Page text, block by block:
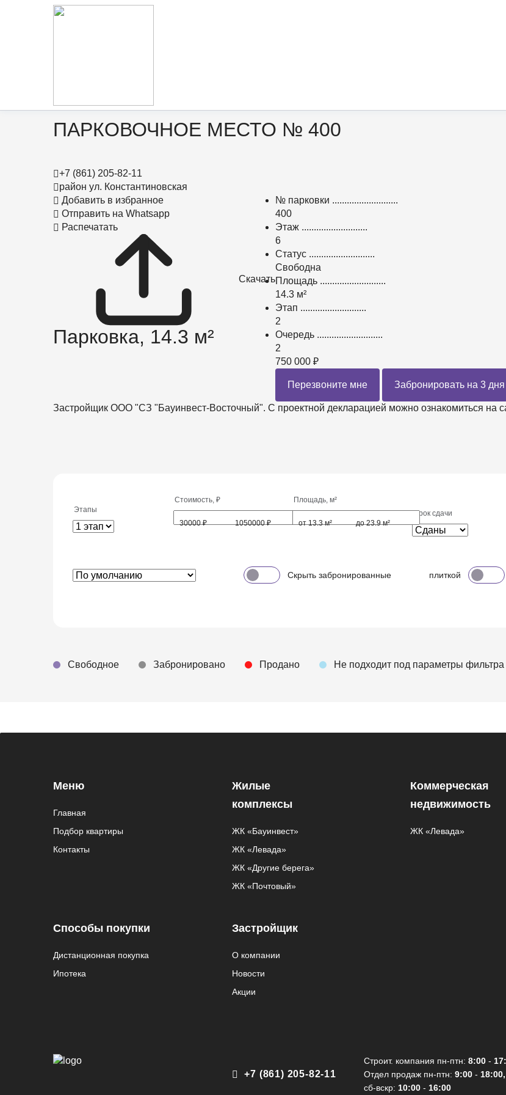
ПАРКОВОЧНОЕ МЕСТО № 400
+7 (861) 205-82-11
район ул. Константиновская
Добавить в избранное
Отправить на Whatsapp
Распечатать
Скачать
Парковка, 14.3 м²
№ парковки ...........................
400
Этаж ...........................
6
Статус ...........................
Свободна
Площадь ...........................
14.3 м²
Этап ...........................
2
Очередь ...........................
2
750 000 ₽
Перезвоните мне Забронировать на 3 дня
Застройщик ООО "СЗ "Бауинвест-Восточный". С проектной декларацией можно ознакомиться на
Этапы Срок сдачи
Стоимость, ₽
30000 ₽ 1050000 ₽
Площадь, м²
от 13.3 м² до 23.9 м²
Скрыть забронированные плиткой
Свободное Забронировано Продано Не подходит под параметры фильтра
Меню
Главная
Подбор квартиры
Контакты
Жилые
комплексы
ЖК «Бауинвест»
ЖК «Левада»
ЖК «Другие берега»
ЖК «Почтовый»
Коммерческая
недвижимость
ЖК «Левада»
Способы покупки
Дистанционная покупка
Ипотека
Застройщик
О компании
Новости
Акции
Cтроит. компания пн-птн: 8:00 -
Отдел продаж пн-птн: 9:00 - 18:00,
сб-вскр: 10:00 - 16:00
+7 (861) 205-82-11